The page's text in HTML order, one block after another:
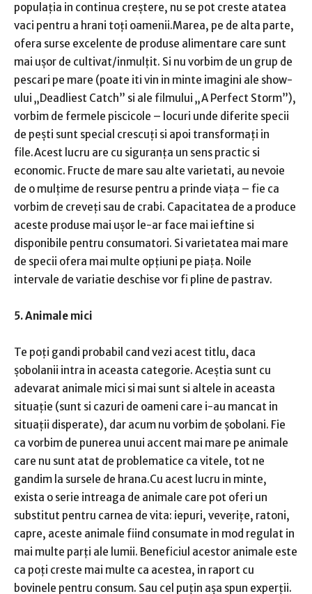
populația in continua creștere, nu se pot creste atatea
vaci pentru a hrani toți oamenii.Marea, pe de alta parte,
ofera surse excelente de produse alimentare care sunt
mai ușor de cultivat/inmulțit. Si nu vorbim de un grup de
pescari pe mare (poate iti vin in minte imagini ale show-
ului „Deadliest Catch” si ale filmului „A Perfect Storm”),
vorbim de fermele piscicole – locuri unde diferite specii
de pești sunt special crescuți si apoi transformați in
file.Acest lucru are cu siguranța un sens practic si
economic. Fructe de mare sau alte varietati, au nevoie
de o mulțime de resurse pentru a prinde viața – fie ca
vorbim de creveți sau de crabi. Capacitatea de a produce
aceste produse mai ușor le-ar face mai ieftine si
disponibile pentru consumatori. Si varietatea mai mare
de specii ofera mai multe opțiuni pe piața. Noile
intervale de variatie deschise vor fi pline de pastrav.
5. Animale mici
Te poți gandi probabil cand vezi acest titlu, daca
șobolanii intra in aceasta categorie. Aceștia sunt cu
adevarat animale mici si mai sunt si altele in aceasta
situație (sunt si cazuri de oameni care i-au mancat in
situații disperate), dar acum nu vorbim de șobolani. Fie
ca vorbim de punerea unui accent mai mare pe animale
care nu sunt atat de problematice ca vitele, tot ne
gandim la sursele de hrana.Cu acest lucru in minte,
exista o serie intreaga de animale care pot oferi un
substitut pentru carnea de vita: iepuri, veverițe, ratoni,
capre, aceste animale fiind consumate in mod regulat in
mai multe parți ale lumii. Beneficiul acestor animale este
ca poți creste mai multe ca acestea, in raport cu
bovinele pentru consum. Sau cel puțin așa spun experții.